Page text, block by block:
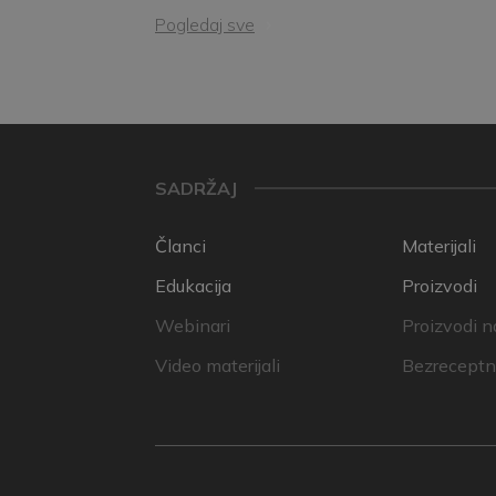
Pogledaj sve
SADRŽAJ
Članci
Edukacija
Webinari
Video materijali
Materijali
Proizvodi
Proizvodi